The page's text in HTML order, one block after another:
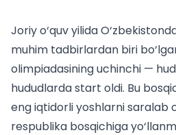
Joriy o‘quv yilida
muhim tadbirlardan biri
olimpiadasining uchinchi —
hududlarda start oldi. Bu
eng iqtidorli yoshlarni saralab
respublika bosqichiga